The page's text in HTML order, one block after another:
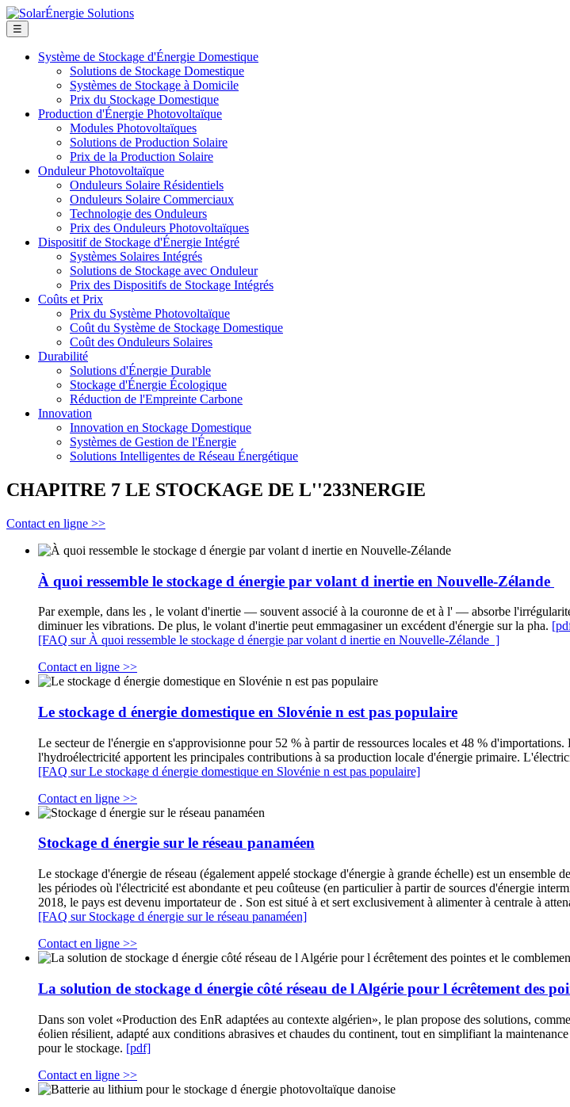
☰
Système de Stockage d'Énergie Domestique
Solutions de Stockage Domestique
Systèmes de Stockage à Domicile
Prix du Stockage Domestique
Production d'Énergie Photovoltaïque
Modules Photovoltaïques
Solutions de Production Solaire
Prix de la Production Solaire
Onduleur Photovoltaïque
Onduleurs Solaire Résidentiels
Onduleurs Solaire Commerciaux
Technologie des Onduleurs
Prix des Onduleurs Photovoltaïques
Dispositif de Stockage d'Énergie Intégré
Systèmes Solaires Intégrés
Solutions de Stockage avec Onduleur
Prix des Dispositifs de Stockage Intégrés
Coûts et Prix
Prix du Système Photovoltaïque
Coût du Système de Stockage Domestique
Coût des Onduleurs Solaires
Durabilité
Solutions d'Énergie Durable
Stockage d'Énergie Écologique
Réduction de l'Empreinte Carbone
Innovation
Innovation en Stockage Domestique
Systèmes de Gestion de l'Énergie
Solutions Intelligentes de Réseau Énergétique
CHAPITRE 7 LE STOCKAGE DE L''233NERGIE
Contact en ligne >>
À quoi ressemble le stockage d énergie par volant d inertie en Nouvelle-Zélande
Par exemple, dans les , le volant d'inertie — souvent associé à la couronne de et à l' — absorbe
diminuer les vibrations. De plus, le volant d'inertie peut emmagasiner un excédent d'énergie sur la pha.
[FAQ sur À quoi ressemble le stockage d énergie par volant d inertie en Nouvelle-Zélande ]
Contact en ligne >>
Le stockage d énergie domestique en Slovénie n est pas populaire
Le secteur de l'énergie en s'approvisionne pour 52 % à partir de ressources locales et 48 %
l'hydroélectricité apportent les principales contributions à sa production locale d'énergie primaire.
[FAQ sur Le stockage d énergie domestique en Slovénie n est pas populaire]
Contact en ligne >>
Stockage d énergie sur le réseau panaméen
Le stockage d'énergie de réseau (également appelé stockage d'énergie à grande échelle) est un
les périodes où l'électricité est abondante et peu coûteuse (en particulier à partir de sources d'énergie
2018, le pays est devenu importateur de . Son est situé à et sert exclusivement à alimenter à centrale à
[FAQ sur Stockage d énergie sur le réseau panaméen]
Contact en ligne >>
La solution de stockage d énergie côté réseau de l Algérie pour l écrêtement des
Dans son volet «Production des EnR adaptées au contexte algérien», le plan propose des solutions,
éolien résilient, adapté aux conditions abrasives et chaudes du continent, tout en simplifiant la
pour le stockage. [pdf]
Contact en ligne >>